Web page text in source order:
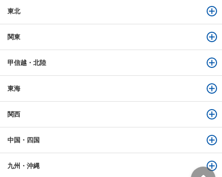
東北
関東
甲信越・北陸
東海
関西
中国・四国
九州・沖縄